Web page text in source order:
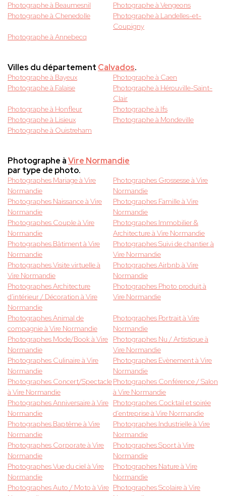
Photographe à Beaumesnil
Photographe à Vengeons
Photographe à Chenedolle
Photographe à Landelles-et-
Coupigny
Photographe à Annebecq
Villes du département Calvados.
Photographe à Bayeux
Photographe à Caen
Photographe à Falaise
Photographe à Hérouville-Saint-
Clair
Photographe à Honfleur
Photographe à Ifs
Photographe à Lisieux
Photographe à Mondeville
Photographe à Ouistreham
Photographe àVire Normandie
par type de photo.
Photographes Mariage à Vire
Normandie
Photographes Grossesse à Vire
Normandie
Photographes Naissance à Vire
Normandie
Photographes Famille à Vire
Normandie
Photographes Couple à Vire
Normandie
Photographes Immobilier &
Architecture à Vire Normandie
Photographes Bâtiment à Vire
Normandie
Photographes Suivi de chantier à
Vire Normandie
Photographes Visite virtuelle à
Vire Normandie
Photographes Airbnb à Vire
Normandie
Photographes Architecture
d'intérieur / Décoration à Vire
Normandie
Photographes Photo produit à
Vire Normandie
Photographes Animal de
compagnie à Vire Normandie
Photographes Portrait à Vire
Normandie
Photographes Mode/Book à Vire
Normandie
Photographes Nu / Artistique à
Vire Normandie
Photographes Culinaire à Vire
Normandie
Photographes Evènement à Vire
Normandie
Photographes Concert/Spectacle
à Vire Normandie
Photographes Conférence / Salon
à Vire Normandie
Photographes Anniversaire à Vire
Normandie
Photographes Cocktail et soirée
d'entreprise à Vire Normandie
Photographes Baptême à Vire
Normandie
Photographes Industrielle à Vire
Normandie
Photographes Corporate à Vire
Normandie
Photographes Sport à Vire
Normandie
Photographes Vue du ciel à Vire
Normandie
Photographes Nature à Vire
Normandie
Photographes Auto / Moto à Vire Photographes Scolaire à Vire